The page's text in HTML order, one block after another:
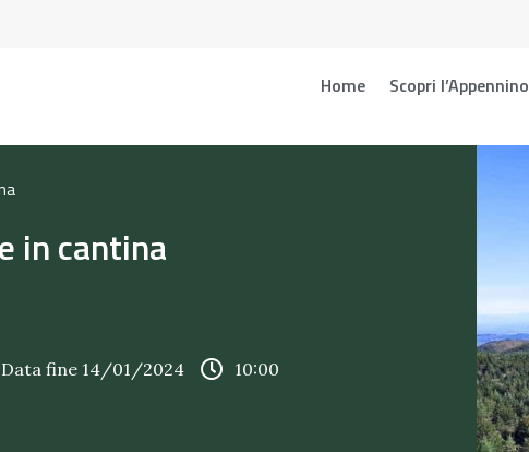
Home Scopri l’Appennino
in cantina
Data fine 14/01/2024
10:00